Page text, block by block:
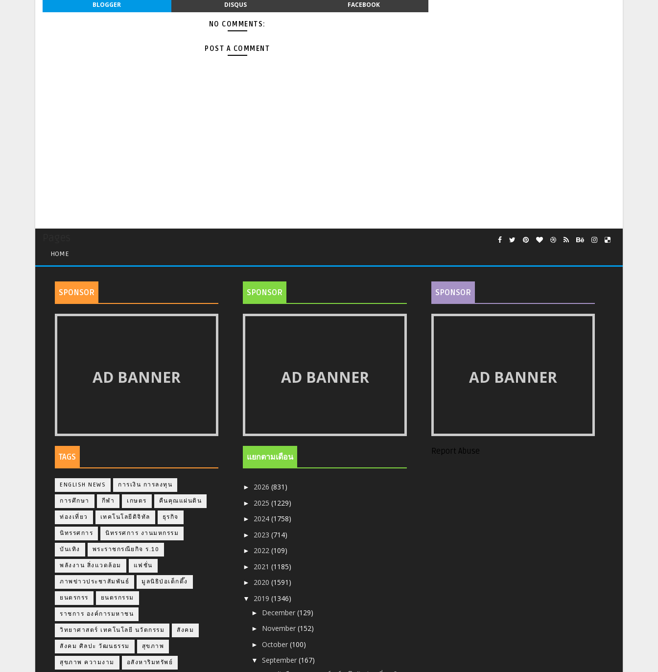
BLOGGER DISQUS FACEBOOK
NO COMMENTS:
POST A COMMENT
HOME
SPONSOR
AD BANNER
TAGS
ENGLISH NEWS การเงิน การลงทุน
การศึกษา กีฬา เกษตร คืนคุณแผ่นดิน
ท่องเที่ยว เทคโนโลยีดิจิทัล ธุรกิจ
นิทรรศการ นิทรรศการ งานมหกรรม
บันเทิง พระราชกรณียกิจ ร.10
พลังงาน สิ่งแวดล้อม แฟชั่น
ภาพข่าวประชาสัมพันธ์ มูลนิธิป่อเต็กตึ๊ง
ยนตรกรร ยนตรกรรม
ราชการ องค์การมหาชน
วิทยาศาสตร์ เทคโนโลยี นวัตกรรม สังคม
สังคม ศิลปะ วัฒนธรรม สุขภาพ
สุขภาพ ความงาม อสังหาริมทรัพย์
SPONSOR
AD BANNER
แยกตามเดือน
► 2026(831)
► 2025(1229)
► 2024(1758)
► 2023(714)
► 2022(109)
► 2021(1185)
► 2020(1591)
▼ 2019(1346)
► December(129)
► November(152)
►October(100)
▼September(167)
SPONSOR
AD BANNER
Report Abuse